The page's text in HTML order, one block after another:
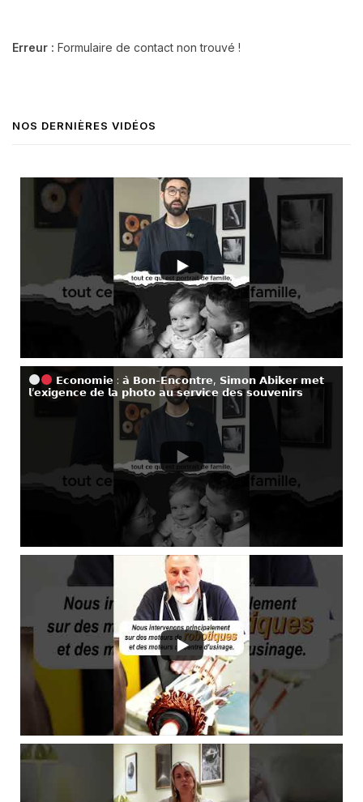
Erreur : Formulaire de contact non trouvé !
NOS DERNIÈRES VIDÉOS
𝗘𝗰𝗼𝗻𝗼𝗺𝗶𝗲 : 𝗮̀ 𝗕𝗼𝗻-𝗘𝗻𝗰𝗼𝗻𝘁𝗿𝗲, 𝗦𝗶𝗺𝗼𝗻 𝗔𝗯𝗶𝗸𝗲𝗿 𝗺𝗲𝘁
𝗹’𝗲𝘅𝗶𝗴𝗲𝗻𝗰𝗲 𝗱𝗲 𝗹𝗮 𝗽𝗵𝗼𝘁𝗼 𝗮𝘂 𝘀𝗲𝗿𝘃𝗶𝗰𝗲 𝗱𝗲𝘀 𝘀𝗼𝘂𝘃𝗲𝗻𝗶𝗿𝘀